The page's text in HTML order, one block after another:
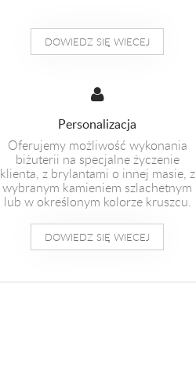
DOWIEDZ SIĘ WIECEJ
Personalizacja
Oferujemy możliwość wykonania
biżuterii na specjalne życzenie
klienta, z brylantami o innej masie, z
wybranym kamieniem szlachetnym
lub w określonym kolorze kruszcu.
DOWIEDZ SIĘ WIECEJ